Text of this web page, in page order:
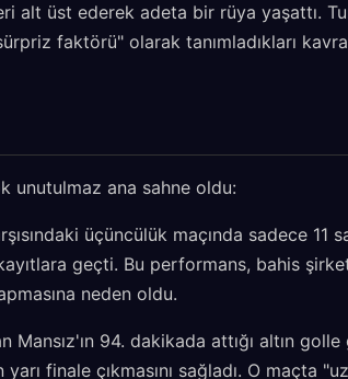
alt üst ederek adeta bir rüya yaşattı.
faktörü" olarak tanımladıkları
unutulmaz ana sahne oldu:
üçüncülük maçında sadece 11
geçti. Bu performans, bahis
neden oldu.
94. dakikada attığı altın
finale çıkmasını sağladı. O maçta